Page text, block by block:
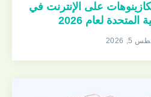
على الإنترنت في
المتحدة لعام 2026
5, 2026